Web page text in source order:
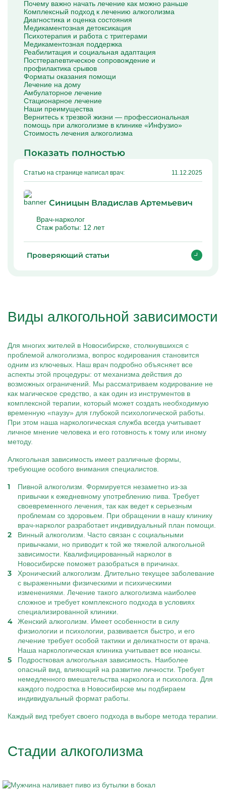
Капельницы Преднизолона
Цераксон капельница
Капельница Церебролизин
Капельница Мильгамма
Капельница Цефтриаксон
Капельница Ципрофлоксацин
Капельница Рингер
Почему важно начать лечение как можно раньше
Комплексный подход к лечению алкоголизма
Диагностика и оценка состояния
Медикаментозная детоксикация
Психотерапия и работа с триггерами
Медикаментозная поддержка
Реабилитация и социальная адаптация
Посттерапевтическое сопровождение и
профилактика срывов
Форматы оказания помощи
Лечение на дому
Амбулаторное лечение
Стационарное лечение
Наши преимущества
Вернитесь к трезвой жизни — профессиональная
помощь при алкоголизме в клинике «Инфузио»
Стоимость лечения алкоголизма
Показать полностью
Статью на странице написал врач: 11.12.2025
Синицын Владислав Артемьевич
Врач-нарколог
Стаж работы: 12 лет
Проверяющий статьи
Виды алкогольной зависимости
Для многих жителей в Новосибирске, столкнувшихся с
проблемой алкоголизма, вопрос кодирования становится
одним из ключевых. Наш врач подробно объясняет все
аспекты этой процедуры: от механизма действия до
возможных ограничений. Мы рассматриваем кодирование не
как магическое средство, а как один из инструментов в
комплексной терапии, который может создать необходимую
временную «паузу» для глубокой психологической работы.
При этом наша наркологическая служба всегда учитывает
личное мнение человека и его готовность к тому или иному
методу.
Алкогольная зависимость имеет различные формы,
требующие особого внимания специалистов.
Пивной алкоголизм. Формируется незаметно из-за
привычки к ежедневному употреблению пива. Требует
своевременного лечения, так как ведет к серьезным
проблемам со здоровьем. При обращении в нашу клинику
врач-нарколог разработает индивидуальный план помощи.
Винный алкоголизм. Часто связан с социальными
привычками, но приводит к той же тяжелой алкогольной
зависимости. Квалифицированный нарколог в
Новосибирске поможет разобраться в причинах.
Хронический алкоголизм. Длительно текущее заболевание
с выраженными физическими и психическими
изменениями. Лечение такого алкоголизма наиболее
сложное и требует комплексного подхода в условиях
специализированной клиники.
Женский алкоголизм. Имеет особенности в силу
физиологии и психологии, развивается быстро, и его
лечение требует особой тактики и деликатности от врача.
Наша наркологическая клиника учитывает все нюансы.
Подростковая алкогольная зависимость. Наиболее
опасный вид, влияющий на развитие личности. Требует
немедленного вмешательства нарколога и психолога. Для
каждого подростка в Новосибирске мы подбираем
индивидуальный формат работы.
Каждый вид требует своего подхода в выборе метода терапии.
Стадии алкоголизма